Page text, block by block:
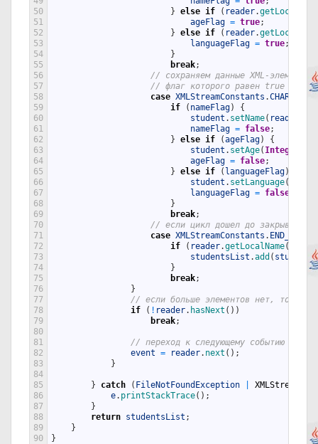
50
51
52
53
54
55
56
57
58
59
60
61
62
63
64
65
66
67
68
69
70
71
72
73
74
75
76
77
78
79
80
81
82
83
84
85
86
87
88
89
90
} else if ( reader.
ageFlag = true;
} else if ( reader.
languageFlag = true;
}
break;
// сохраняем данные XML-элемента,
// флаг которого равен true в
case XMLStreamConstants .
if
( nameFlag)
{
student . setName( reader
nameFlag = false;
} else if (ageFlag)
{
student . setAge( Integer
ageFlag = false;
} else if ( languageFlag)
student . setLanguage(
languageFlag = false
}
break;
// если цикл дошел до
case XMLStreamConstants .
if
( reader.getLocalName(
studentsList .add ( student )
}
break;
}
// если больше элементов нет, то
if
( ! reader. hasNext ( ) )
break;
// переход к следующему событию
event = reader. next ( ) ;
}
} catch ( FileNotFoundException
e. printStackTrace( ) ;
}
return studentsList ;
}
}